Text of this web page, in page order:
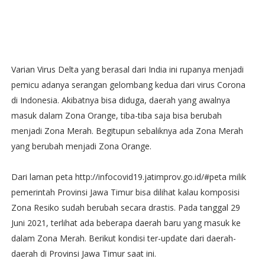
Varian Virus Delta yang berasal dari India ini rupanya menjadi
pemicu adanya serangan gelombang kedua dari virus Corona
di Indonesia. Akibatnya bisa diduga, daerah yang awalnya
masuk dalam Zona Orange, tiba-tiba saja bisa berubah
menjadi Zona Merah. Begitupun sebaliknya ada Zona Merah
yang berubah menjadi Zona Orange.
Dari laman peta http://infocovid19.jatimprov.go.id/#peta milik
pemerintah Provinsi Jawa Timur bisa dilihat kalau komposisi
Zona Resiko sudah berubah secara drastis. Pada tanggal 29
Juni 2021, terlihat ada beberapa daerah baru yang masuk ke
dalam Zona Merah. Berikut kondisi ter-update dari daerah-
daerah di Provinsi Jawa Timur saat ini.